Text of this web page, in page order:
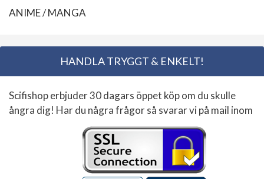
ANIME / MANGA
HANDLA TRYGGT & ENKELT!
Scifishop erbjuder 30 dagars öppet köp om du skulle
ångra dig! Har du några frågor så svarar vi på mail inom